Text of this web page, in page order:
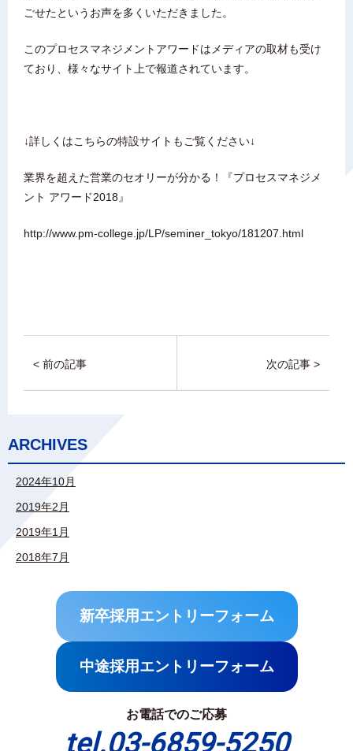
ごせたというお声を多くいただきました。
このプロセスマネジメントアワードはメディアの取材も受け
ており、様々なサイト上で報道されています。
↓詳しくはこちらの特設サイトもご覧ください↓
業界を超えた営業のセオリーが分かる！『プロセスマネジメ
ント アワード2018』
http://www.pm-college.jp/LP/seminer_tokyo/181207.html
< 前の記事 次の記事 >
ARCHIVES
2024年10月
2019年2月
2019年1月
2018年7月
新卒採用エントリーフォーム
中途採用エントリーフォーム
お電話でのご応募
tel.03-6859-5250